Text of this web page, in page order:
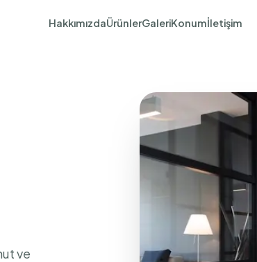
HakkımızdaÜrünlerGaleriKonumİletişim
ve